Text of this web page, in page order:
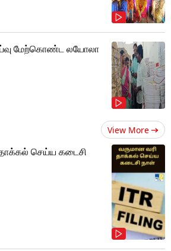
மேற்கொண்ட லயோலா
View More
செய்ய கடைசி